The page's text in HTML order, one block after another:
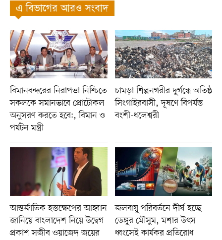
এ বিভাগের আরও সংবাদ
বিমানবন্দরের নিরাপত্তা নিশ্চিতে
সকলকে সমানভাবে প্রোটোকল
অনুসরণ করতে হবে:, বিমান ও
পর্যটন মন্ত্রী
চামড়া শিল্পনগরীর দুর্গন্ধে অতিষ্ঠ
সিংগাইরবাসী, দূষণে বিপর্যস্ত
বংশী-ধলেশ্বরী
আন্তর্জাতিক হস্তক্ষেপের আহ্বান
জানিয়ে বাংলাদেশ নিয়ে উদ্বেগ
প্রকাশ সজীব ওয়াজেদ জয়ের
জলবায়ু পরিবর্তনে দীর্ঘ হচ্ছে
ডেঙ্গুর মৌসুম, মশার উৎস
ধ্বংসেই কার্যকর প্রতিরোধ